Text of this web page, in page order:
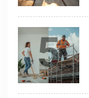
5